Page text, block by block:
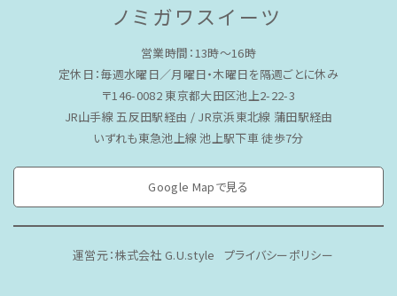
ノミガワスイーツ
営業時間：13時〜16時
定休日：毎週水曜日／月曜日・木曜日を隔週ごとに休み
〒146-0082 東京都大田区池上2-22-3
JR山手線 五反田駅経由 / JR京浜東北線 蒲田駅経由
いずれも東急池上線 池上駅下車 徒歩7分
Google Mapで見る
運営元：株式会社 G.U.style プライバシーポリシー